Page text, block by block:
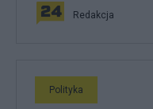
Redakcja
Polityka